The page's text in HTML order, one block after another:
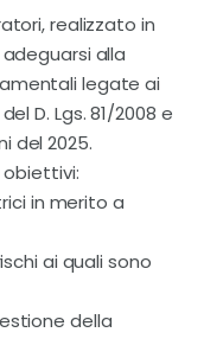
realizzato in
alla
legate ai
D. Lgs. 81/2008 e
del 2025.
obiettivi:
in merito a
ai quali sono
della